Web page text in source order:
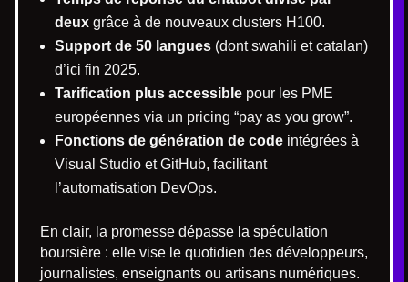
deux grâce à de nouveaux clusters H100.
Support de 50 langues (dont swahili et catalan)
d’ici fin 2025.
Tarification plus accessible pour les PME
européennes via un pricing “pay as you grow”.
Fonctions de génération de code intégrées à
Visual Studio et GitHub, facilitant
l’automatisation DevOps.
En clair, la promesse dépasse la spéculation
boursière : elle vise le quotidien des développeurs,
journalistes, enseignants ou artisans numériques.